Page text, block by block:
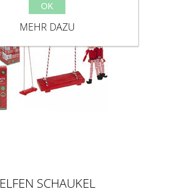
ELFEN SCHAUKEL
OK
MEHR DAZU